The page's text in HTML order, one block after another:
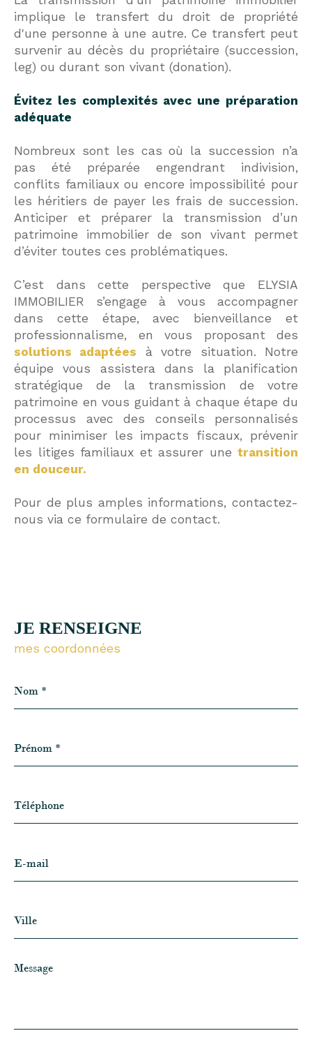
implique le transfert du droit de propriété
d'une personne à une autre. Ce transfert peut
survenir au décès du propriétaire (succession,
leg) ou durant son vivant (donation).
Évitez les complexités avec une préparation
adéquate
Nombreux sont les cas où la succession n’a
pas été préparée engendrant indivision,
conflits familiaux ou encore impossibilité pour
les héritiers de payer les frais de succession.
Anticiper et préparer la transmission d’un
patrimoine immobilier de son vivant permet
d’éviter toutes ces problématiques.
C’est dans cette perspective que ELYSIA
IMMOBILIER s’engage à vous accompagner
dans cette étape, avec bienveillance et
professionnalisme, en vous proposant des
solutions adaptées à votre situation. Notre
équipe vous assistera dans la planification
stratégique de la transmission de votre
patrimoine en vous guidant à chaque étape du
processus avec des conseils personnalisés
pour minimiser les impacts fiscaux, prévenir
les litiges familiaux et assurer une transition
en douceur.
Pour de plus amples informations, contactez-
nous via ce formulaire de contact.
JE RENSEIGNE
mes coordonnées
*
*
mail
Message
*